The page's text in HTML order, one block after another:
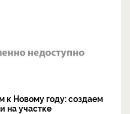
к Новому году: создаем
на участке